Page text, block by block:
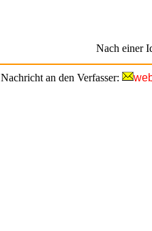
Nach einer
Nachricht an den Verfasser: